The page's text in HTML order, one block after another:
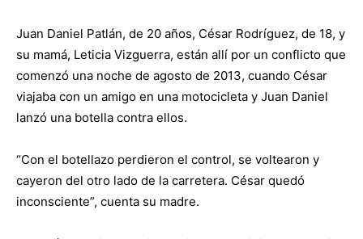
Juan Daniel Patlán, de 20 años, César Rodríguez, de 18, y
su mamá, Leticia Vizguerra, están allí por un conflicto que
comenzó una noche de agosto de 2013, cuando César
viajaba con un amigo en una motocicleta y Juan Daniel
lanzó una botella contra ellos.
“Con el botellazo perdieron el control, se voltearon y
cayeron del otro lado de la carretera. César quedó
inconsciente”, cuenta su madre.